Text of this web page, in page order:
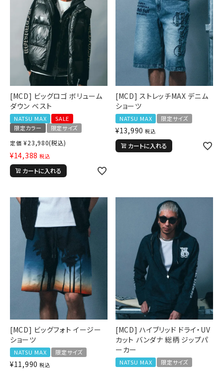
[MCD] ビッグロゴ ボリューム
ダウン ベスト
NATSU MAX
SALE
限定カラー
限定サイズ
定価 ¥23,980(税込)
¥14,388 税込
カートに入れる
[MCD] ストレッチMAX デニム
ショーツ
NATSU MAX 限定サイズ
¥13,990 税込
カートに入れる
[MCD] ビッグフォト イージー
ショーツ
NATSU MAX 限定サイズ
¥11,990 税込
[MCD] ハイブリッド ドライ・UV
カット バンダナ 総柄 ジップパ
ーカー
NATSU MAX 限定サイズ